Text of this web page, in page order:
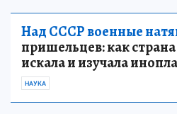
Над СССР военные
пришельцев: как страна
искала и изучала
НАУКА